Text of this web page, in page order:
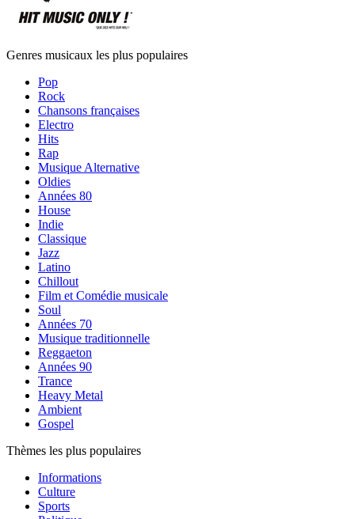
Genres musicaux les plus populaires
Pop
Rock
Chansons françaises
Electro
Hits
Rap
Musique Alternative
Oldies
Années 80
House
Indie
Classique
Jazz
Latino
Chillout
Film et Comédie musicale
Soul
Années 70
Musique traditionnelle
Reggaeton
Années 90
Trance
Heavy Metal
Ambient
Gospel
Thèmes les plus populaires
Informations
Culture
Sports